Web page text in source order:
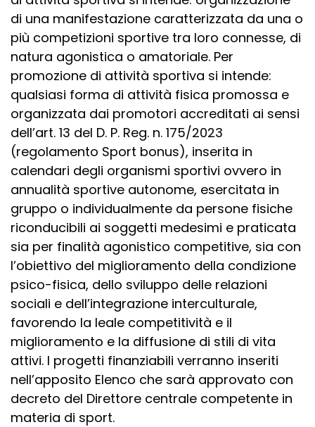
di una manifestazione caratterizzata da una o
più competizioni sportive tra loro connesse, di
natura agonistica o amatoriale. Per
promozione di attività sportiva si intende:
qualsiasi forma di attività fisica promossa e
organizzata dai promotori accreditati ai sensi
dell’art. 13 del D. P. Reg. n. 175/2023
(regolamento Sport bonus), inserita in
calendari degli organismi sportivi ovvero in
annualità sportive autonome, esercitata in
gruppo o individualmente da persone fisiche
riconducibili ai soggetti medesimi e praticata
sia per finalità agonistico competitive, sia con
l’obiettivo del miglioramento della condizione
psico-fisica, dello sviluppo delle relazioni
sociali e dell’integrazione interculturale,
favorendo la leale competitività e il
miglioramento e la diffusione di stili di vita
attivi. I progetti finanziabili verranno inseriti
nell’apposito Elenco che sarà approvato con
decreto del Direttore centrale competente in
materia di sport.